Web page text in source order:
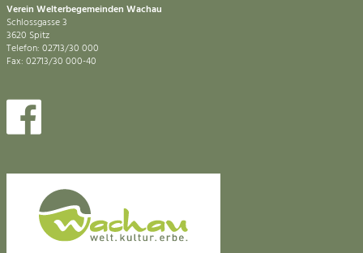
Verein Welterbegemeinden Wachau
Schlossgasse 3
3620 Spitz
Telefon: 02713/30 000
Fax: 02713/30 000-40